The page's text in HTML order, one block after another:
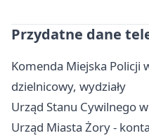
Przydatne dane
Komenda Miejska Policji
dzielnicowy, wydziały
Urząd Stanu Cywilnego
Urząd Miasta Żory -